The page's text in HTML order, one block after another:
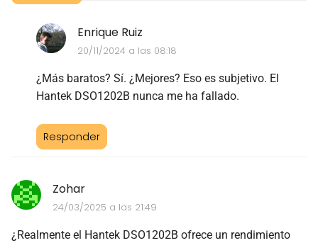
Enrique Ruiz
20/11/2024 a las 08:18
¿Más baratos? Sí. ¿Mejores? Eso es subjetivo. El
Hantek DSO1202B nunca me ha fallado.
Responder
Zohar
24/03/2025 a las 21:49
¿Realmente el Hantek DSO1202B ofrece un rendimiento